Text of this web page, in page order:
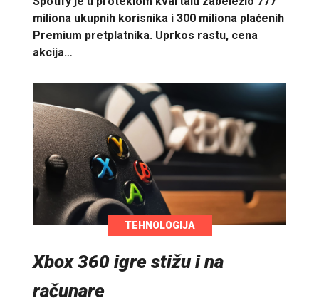
miliona ukupnih korisnika i 300 miliona plaćenih
Premium pretplatnika. Uprkos rastu, cena
akcija…
TEHNOLOGIJA
Xbox 360 igre stižu i na
računare